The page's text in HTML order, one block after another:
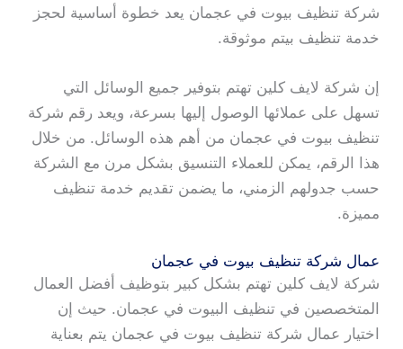
شركة تنظيف بيوت في عجمان يعد خطوة أساسية لحجز
خدمة تنظيف بيتم موثوقة.
إن شركة لايف كلين تهتم بتوفير جميع الوسائل التي
تسهل على عملائها الوصول إليها بسرعة، ويعد رقم شركة
تنظيف بيوت في عجمان من أهم هذه الوسائل. من خلال
هذا الرقم، يمكن للعملاء التنسيق بشكل مرن مع الشركة
حسب جدولهم الزمني، ما يضمن تقديم خدمة تنظيف
مميزة.
عمال شركة تنظيف بيوت في عجمان
شركة لايف كلين تهتم بشكل كبير بتوظيف أفضل العمال
المتخصصين في تنظيف البيوت في عجمان. حيث إن
اختيار عمال شركة تنظيف بيوت في عجمان يتم بعناية